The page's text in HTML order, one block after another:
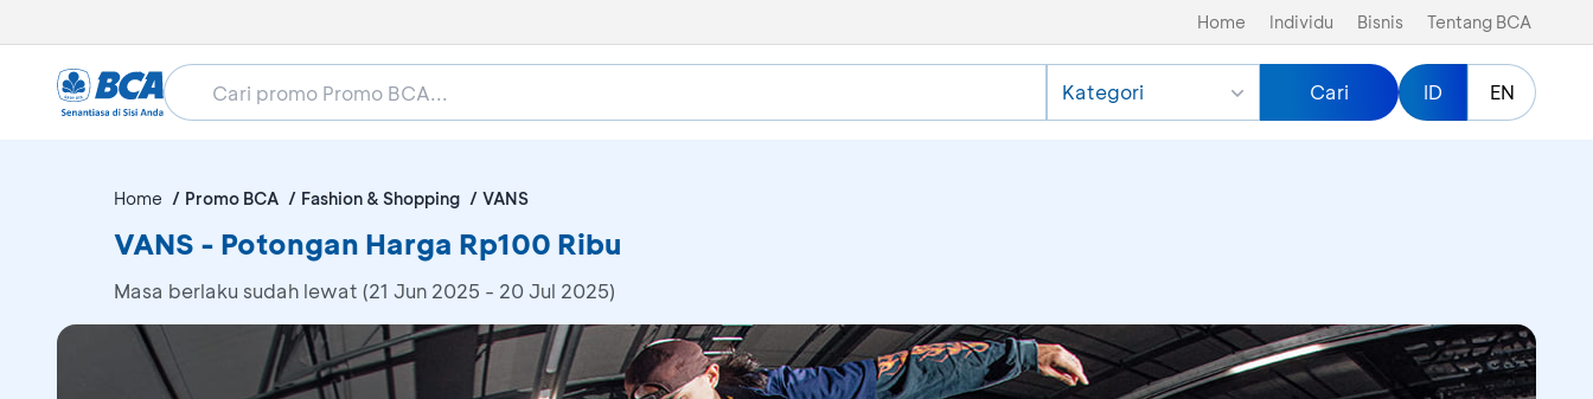
Home Individu Bisnis Tentang BCA
Kategori Cari ID EN
Home Promo BCA Fashion & Shopping VANS
VANS - Potongan Harga Rp100 Ribu
Masa berlaku sudah lewat (21 Jun 2025 - 20 Jul 2025)